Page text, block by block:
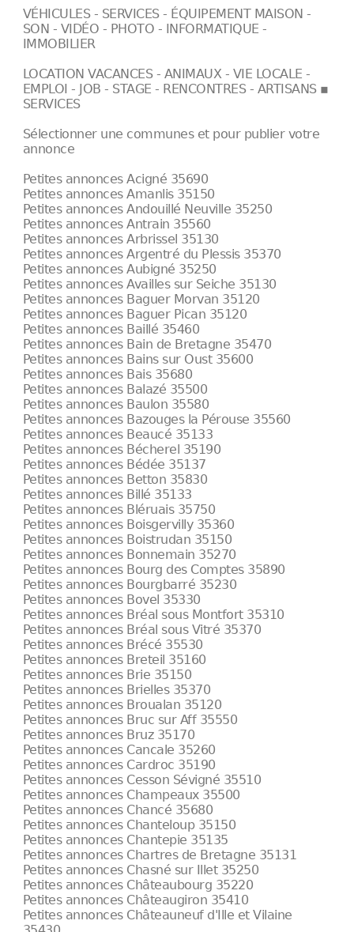
VÉHICULES - SERVICES - ÉQUIPEMENT MAISON -
SON - VIDÉO - PHOTO - INFORMATIQUE -
IMMOBILIER
LOCATION VACANCES - ANIMAUX - VIE LOCALE -
EMPLOI - JOB - STAGE - RENCONTRES - ARTISANS ▪
SERVICES
Sélectionner une communes et pour publier votre
annonce
Petites annonces Acigné 35690
Petites annonces Amanlis 35150
Petites annonces Andouillé Neuville 35250
Petites annonces Antrain 35560
Petites annonces Arbrissel 35130
Petites annonces Argentré du Plessis 35370
Petites annonces Aubigné 35250
Petites annonces Availles sur Seiche 35130
Petites annonces Baguer Morvan 35120
Petites annonces Baguer Pican 35120
Petites annonces Baillé 35460
Petites annonces Bain de Bretagne 35470
Petites annonces Bains sur Oust 35600
Petites annonces Bais 35680
Petites annonces Balazé 35500
Petites annonces Baulon 35580
Petites annonces Bazouges la Pérouse 35560
Petites annonces Beaucé 35133
Petites annonces Bécherel 35190
Petites annonces Bédée 35137
Petites annonces Betton 35830
Petites annonces Billé 35133
Petites annonces Bléruais 35750
Petites annonces Boisgervilly 35360
Petites annonces Boistrudan 35150
Petites annonces Bonnemain 35270
Petites annonces Bourg des Comptes 35890
Petites annonces Bourgbarré 35230
Petites annonces Bovel 35330
Petites annonces Bréal sous Montfort 35310
Petites annonces Bréal sous Vitré 35370
Petites annonces Brécé 35530
Petites annonces Breteil 35160
Petites annonces Brie 35150
Petites annonces Brielles 35370
Petites annonces Broualan 35120
Petites annonces Bruc sur Aff 35550
Petites annonces Bruz 35170
Petites annonces Cancale 35260
Petites annonces Cardroc 35190
Petites annonces Cesson Sévigné 35510
Petites annonces Champeaux 35500
Petites annonces Chancé 35680
Petites annonces Chanteloup 35150
Petites annonces Chantepie 35135
Petites annonces Chartres de Bretagne 35131
Petites annonces Chasné sur Illet 35250
Petites annonces Châteaubourg 35220
Petites annonces Châteaugiron 35410
Petites annonces Châteauneuf d'Ille et Vilaine